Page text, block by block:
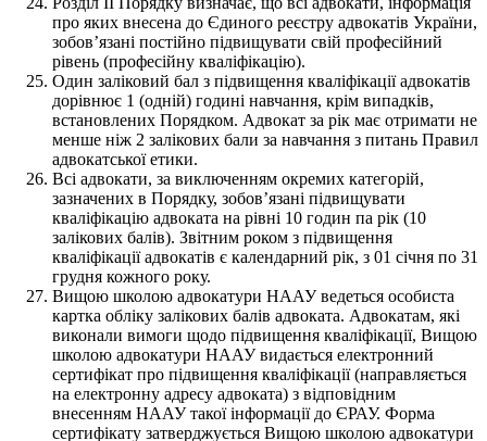
про яких внесена до Єдиного реєстру адвокатів України,
зобов’язані постійно підвищувати свій професійний
рівень (професійну кваліфікацію).
Один заліковий бал з підвищення кваліфікації адвокатів
дорівнює 1 (одній) годині навчання, крім випадків,
встановлених Порядком. Адвокат за рік має отримати не
менше ніж 2 залікових бали за навчання з питань Правил
адвокатської етики.
Всі адвокати, за виключенням окремих категорій,
зазначених в Порядку, зобов’язані підвищувати
кваліфікацію адвоката на рівні 10 годин па рік (10
залікових балів). Звітним роком з підвищення
кваліфікації адвокатів є календарний рік, з 01 січня по 31
грудня кожного року.
Вищою школою адвокатури НААУ ведеться особиста
картка обліку залікових балів адвоката. Адвокатам, які
виконали вимоги щодо підвищення кваліфікації, Вищою
школою адвокатури НААУ видається електронний
сертифікат про підвищення кваліфікації (направляється
на електронну адресу адвоката) з відповідним
внесенням НААУ такої інформації до ЄРАУ. Форма
сертифікату затверджується Вищою школою адвокатури